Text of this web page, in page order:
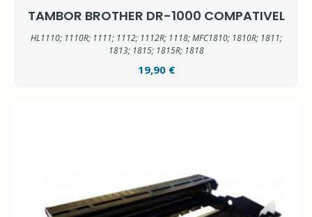
TAMBOR BROTHER DR-1000 COMPATIVEL
HL1110; 1110R; 1111; 1112; 1112R; 1118; MFC1810; 1810R; 1811;
1813; 1815; 1815R; 1818
19,90 €